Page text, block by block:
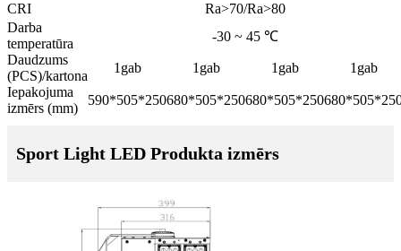
CRI
Ra>70/Ra>80
Darba
temperatūra
-30 ~ 45 ℃
Daudzums
(PCS)/kartona
1gab 1gab 1gab
1gab
Iepakojuma
izmērs (mm)
590*505*250680*505*250680*505*250
Sport Light LED Produkta izmērs